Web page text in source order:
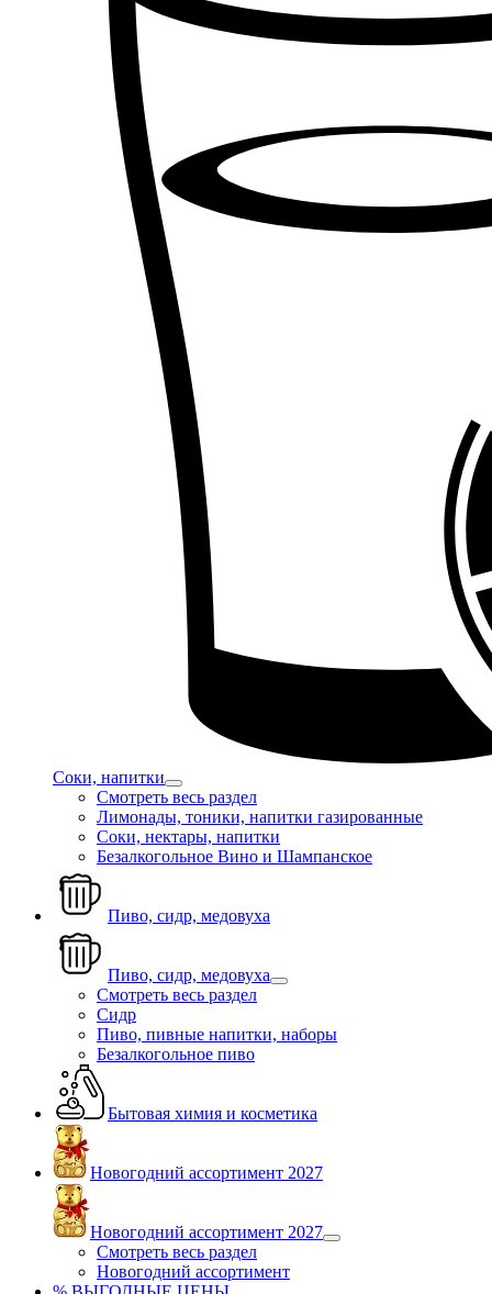
Соки, напитки
Смотреть весь раздел
Лимонады, тоники, напитки газированные
Соки, нектары, напитки
Безалкогольное Вино и Шампанское
Пиво, сидр, медовуха
Пиво, сидр, медовуха
Смотреть весь раздел
Сидр
Пиво, пивные напитки, наборы
Безалкогольное пиво
Бытовая химия и косметика
Новогодний ассортимент 2027
Новогодний ассортимент 2027
Смотреть весь раздел
Новогодний ассортимент